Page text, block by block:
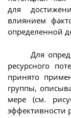
для
влиянием
определенной
Для
ресурсного
принято
группы,
мере (см.
эффективности